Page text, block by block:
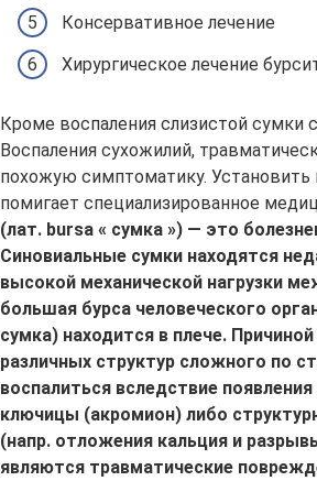
Консервативное лечение
Хирургическое лечение
Кроме воспаления слизистой сумки
Воспаления сухожилий,
похожую симптоматику. Установить
помигает специализированное
(лат. bursa « сумка ») — это
Синовиальные сумки находятся
высокой механической нагрузки
большая бурса человеческого
сумка) находится в плече.
различных структур сложного по
воспалиться вследствие
ключицы (акромион) либо
(напр. отложения кальция и
являются травматические